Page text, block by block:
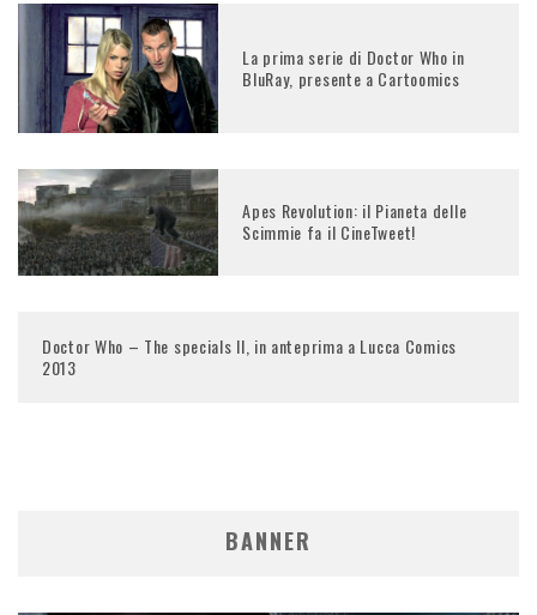
La prima serie di Doctor Who in
BluRay, presente a Cartoomics
Apes Revolution: il Pianeta delle
Scimmie fa il CineTweet!
Doctor Who – The specials II, in anteprima a Lucca Comics
2013
BANNER